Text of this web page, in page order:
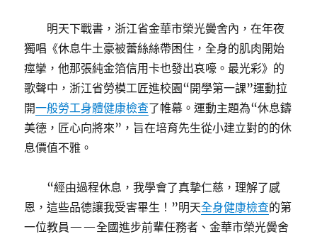
明天下戰書，浙江省金華市榮光黌舍內，在年夜
獨唱《休息牛土豪被蕾絲絲帶困住，全身的肌肉開始
痙攣，他那張純金箔信用卡也發出哀嚎。最光彩》的
歌聲中，浙江省勞模工匠進校園“開學第一課”運動拉
開一般勞工身體健康檢查了帷幕。運動主題為“休息鑄
美德，匠心向將來”，旨在培育先生從小建立對的的休
息價值不雅。
“經由過程休息，我學會了真摯仁慈，理解了感
恩，這些品德讓我受害畢生！”明天全身健康檢查的第
一位教員——全國進步前輩任務者、金華市榮光黌舍